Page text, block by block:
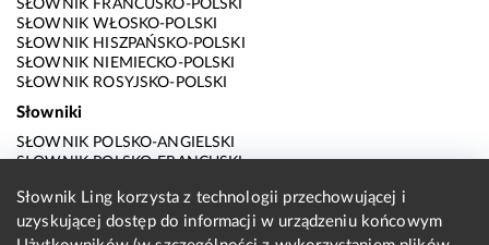
SŁOWNIK FRANCUSKO-POLSKI
SŁOWNIK WŁOSKO-POLSKI
SŁOWNIK HISZPAŃSKO-POLSKI
SŁOWNIK NIEMIECKO-POLSKI
SŁOWNIK ROSYJSKO-POLSKI
Słowniki
SŁOWNIK POLSKO-ANGIELSKI
SŁOWNIK POLSKO-FRANCUSKI
SŁOWNIK POLSKO-HISZPAŃSKI
SŁOWNIK POLSKO-NIEMIECKI
SŁOWNIK POLSKO-ROSYJSKI
Słownik Ling korzysta z technologii przechowującej i
uzyskującej dostęp do informacji w urządzeniu końcowym